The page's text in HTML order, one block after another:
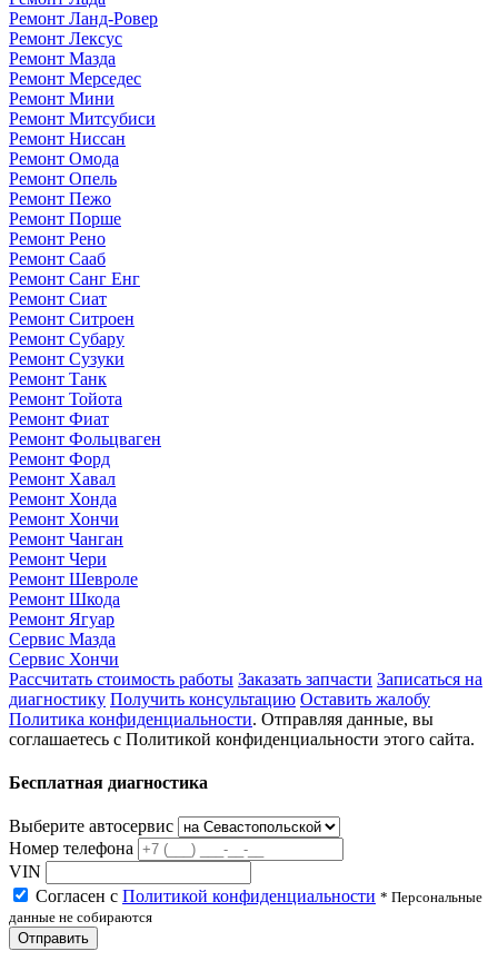
Ремонт Ланд-Ровер
Ремонт Лексус
Ремонт Мазда
Ремонт Мерседес
Ремонт Мини
Ремонт Митсубиси
Ремонт Ниссан
Ремонт Омода
Ремонт Опель
Ремонт Пежо
Ремонт Порше
Ремонт Рено
Ремонт Сааб
Ремонт Санг Енг
Ремонт Сиат
Ремонт Ситроен
Ремонт Субару
Ремонт Сузуки
Ремонт Танк
Ремонт Тойота
Ремонт Фиат
Ремонт Фольцваген
Ремонт Форд
Ремонт Хавал
Ремонт Хонда
Ремонт Хончи
Ремонт Чанган
Ремонт Чери
Ремонт Шевроле
Ремонт Шкода
Ремонт Ягуар
Сервис Мазда
Сервис Хончи
Рассчитать стоимость работы Заказать запчасти Записаться на
диагностику Получить консультацию Оставить жалобу
Политика конфиденциальности. Отправляя данные, вы
соглашаетесь с Политикой конфиденциальности этого сайта.
Бесплатная диагностика
Выберите автосервис
Номер телефона
VIN
Согласен с Политикой конфиденциальности * Персональные
данные не собираются
Отправить